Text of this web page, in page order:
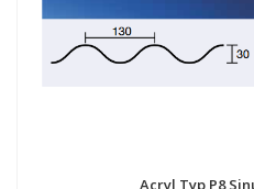
Acryl Typ P8